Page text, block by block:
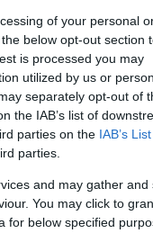
of your personal
below opt-out section
is processed you may
utilized by us or
separately opt-out of
the IAB’s list of
parties on the IAB’s
parties.
and may gather and
You may click to
for below specified
Ρομπότ
γλάρους:
EPFL για
06/08/
Φιντάν:
για Γάζα
ΔΙΕΘΝΗ
06/08/